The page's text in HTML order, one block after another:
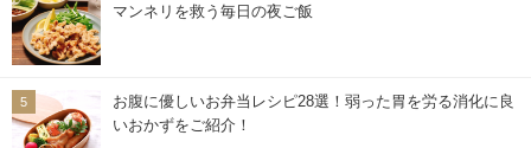
マンネリを救う毎日の夜ご飯
お腹に優しいお弁当レシピ28選！弱った胃を労る消化に良
いおかずをご紹介！